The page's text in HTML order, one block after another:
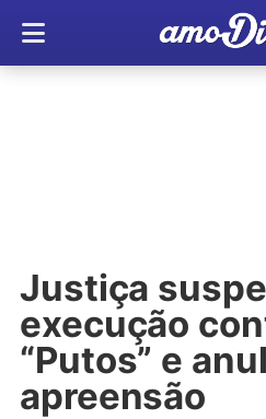
Justiça
execução
“Putos” e
apreensão